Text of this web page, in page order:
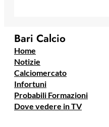
Bari Calcio
Home
Notizie
Calciomercato
Infortuni
Probabili Formazioni
Dove vedere in TV